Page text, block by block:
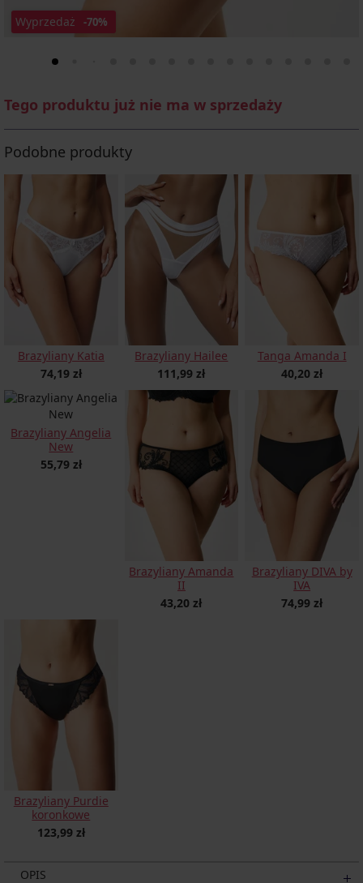
Wyprzedaż -70%
Tego produktu już nie ma w sprzedaży
Podobne produkty
Brazyliany Katia
74,19 zł
Brazyliany Hailee
111,99 zł
Tanga Amanda I
40,20 zł
Brazyliany Angelia
New
55,79 zł
Brazyliany Amanda
II
43,20 zł
Brazyliany DIVA by
IVA
74,99 zł
Brazyliany Purdie
koronkowe
123,99 zł
OPIS